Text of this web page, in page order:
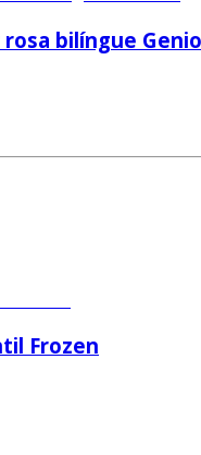
bilíngue
Frozen